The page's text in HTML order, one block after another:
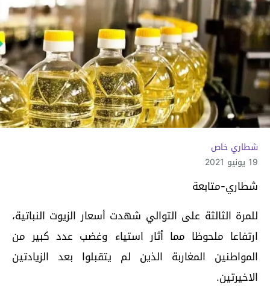
شطاري خاص
19 يونيو 2021
شطاري-متابعة
للمرة الثالثة على التوالي شهدت أسعار الزيوت النباتية،
ارتفاعا ملحوظا مما أثار استياء وغضب عدد كبير من
المواطنين المغاربة الذين لم يتقبلوا بعد الزيادتين
الاخيرتين.